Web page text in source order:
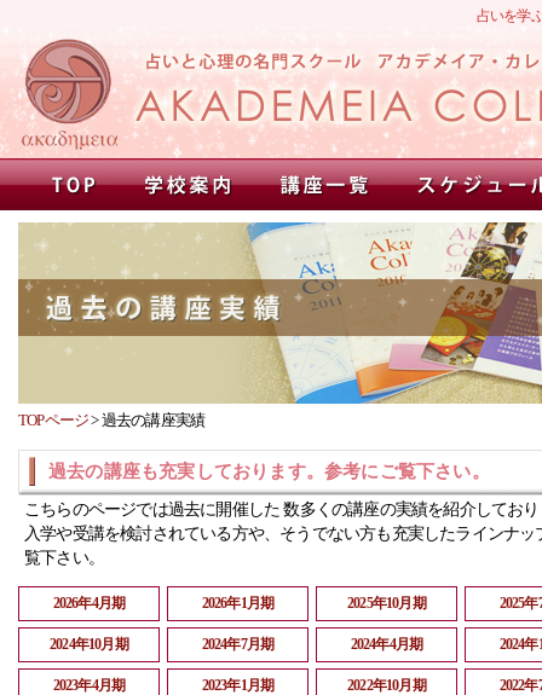
占いを学
TOPページ>過去の講座実績
過去の講座も充実しております。参考にご覧下さい。
こちらのページでは過去に開催した 数多くの講座の実績を紹介してお
入学や受講を検討されている方や、そうでない方も充実したラインナッ
覧下さい。
2026年4月期 2026年1月期 2025年10月期 2025
2024年10月期 2024年7月期 2024年4月期 2024
2023年4月期 2023年1月期 2022年10月期 2022